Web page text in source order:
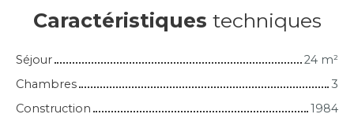
Caractéristiques techniques
Séjour 24 m²
Chambres
3
Construction
1984